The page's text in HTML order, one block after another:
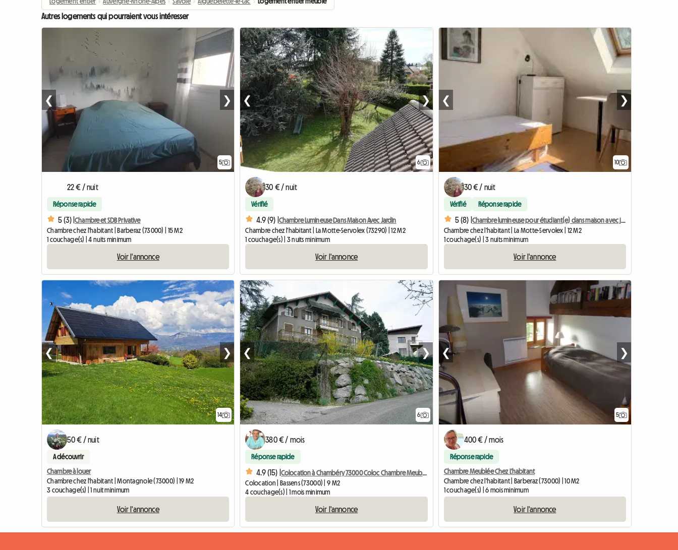
Autres logements qui pourraient vous intéresser
5
❮ ❯
22 € / nuit
Réponse rapide
5 (3) |Chambre et SDB Privative
Chambre chez l'habitant | Barberaz (73000) | 15 M2
1 couchage(s) | 4 nuits minimum
Voir l'annonce
6
❮ ❯
30 € / nuit
Vérifié
4.9 (9) | Chambre Lumineuse Dans Maison Avec Jardin
Chambre chez l'habitant | La Motte-Servolex (73290) | 12 M2
1 couchage(s) | 3 nuits minimum
Voir l'annonce
10
❮ ❯
30 € / nuit
Vérifié Réponse rapide
5 (8) |
Chambre lumineuse pour étudiant(e) dans maison avec jardin
Chambre chez l'habitant | La Motte-Servolex | 12 M2
1 couchage(s) | 3 nuits minimum
Voir l'annonce
14
❮ ❯
50 € / nuit
A découvrir
Chambre à louer
Chambre chez l'habitant | Montagnole (73000) | 19 M2
3 couchage(s) | 1 nuit minimum
Voir l'annonce
6
❮ ❯
380 € / mois
Réponse rapide
4.9 (15) |
Colocation à Chambéry 73000 Coloc Chambre Meublée
Colocation | Bassens (73000) | 9 M2
4 couchage(s) | 1 mois minimum
Voir l'annonce
5
❮ ❯
400 € / mois
Réponse rapide
Chambre Meublée Chez L'habitant
Chambre chez l'habitant | Barberaz (73000) | 10 M2
1 couchage(s) | 6 mois minimum
Voir l'annonce